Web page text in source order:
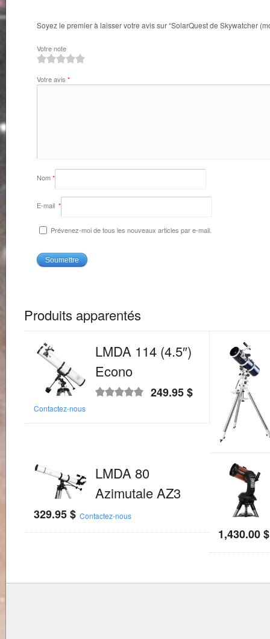
Soyez le premier à laisser votre avis sur “SolarQuest de Skywatcher
Votre note
Votre avis *
Nom*
E-mail *
Prévenez-moi de tous les nouveaux articles par e-mail.
Produits apparentés
LMDA 114 (4.5″)
Econo
249.95$
Contactez-nous
LMDA 80
Azimutale AZ3
329.95$ Contactez-nous
1,430.00$